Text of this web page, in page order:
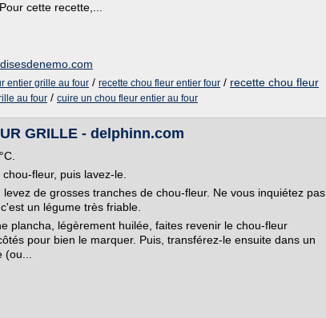
cette recette,...
entier grille au four / recette chou fleur entier four / recette chou fleur
au four / cuire un chou fleur entier au four
GRILLE - delphinn.com
fleur, puis lavez-le.
de grosses tranches de chou-fleur. Ne vous inquiétez pas
un légume très friable.
plancha, légèrement huilée, faites revenir le chou-fleur
pour bien le marquer. Puis, transférez-le ensuite dans un